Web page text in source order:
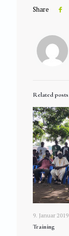
Share
Related posts
9. Januar 2019
Training